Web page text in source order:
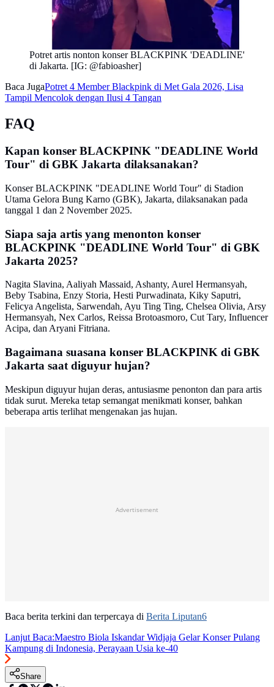
Potret artis nonton konser BLACKPINK 'DEADLINE'
di Jakarta. [IG: @fabioasher]
Baca JugaPotret 4 Member Blackpink di Met Gala 2026, Lisa
Tampil Mencolok dengan Ilusi 4 Tangan
FAQ
Kapan konser BLACKPINK "DEADLINE World
Tour" di GBK Jakarta dilaksanakan?
Konser BLACKPINK "DEADLINE World Tour" di Stadion
Utama Gelora Bung Karno (GBK), Jakarta, dilaksanakan pada
tanggal 1 dan 2 November 2025.
Siapa saja artis yang menonton konser
BLACKPINK "DEADLINE World Tour" di GBK
Jakarta 2025?
Nagita Slavina, Aaliyah Massaid, Ashanty, Aurel Hermansyah,
Beby Tsabina, Enzy Storia, Hesti Purwadinata, Kiky Saputri,
Felicya Angelista, Sarwendah, Ayu Ting Ting, Chelsea Olivia, Arsy
Hermansyah, Nex Carlos, Reissa Brotoasmoro, Cut Tary, Influencer
Acipa, dan Aryani Fitriana.
Bagaimana suasana konser BLACKPINK di GBK
Jakarta saat diguyur hujan?
Meskipun diguyur hujan deras, antusiasme penonton dan para artis
tidak surut. Mereka tetap semangat menikmati konser, bahkan
beberapa artis terlihat mengenakan jas hujan.
Advertisement
Baca berita terkini dan terpercaya di Berita Liputan6
Lanjut Baca:Maestro Biola Iskandar Widjaja Gelar Konser Pulang
Kampung di Indonesia, Perayaan Usia ke-40
Share